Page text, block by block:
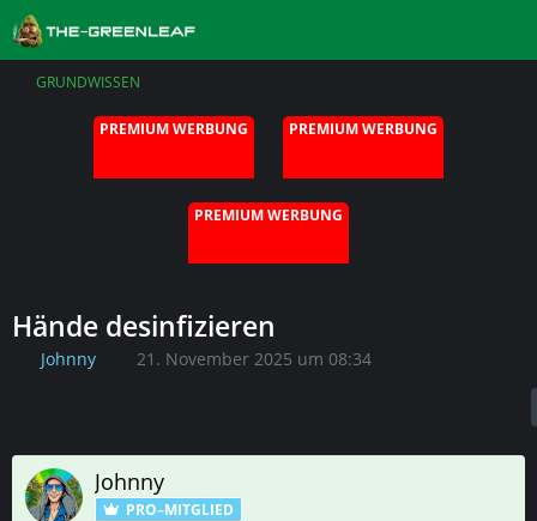
GRUNDWISSEN
PREMIUM WERBUNG PREMIUM WERBUNG
PREMIUM WERBUNG
Hände desinfizieren
Johnny 21. November 2025 um 08:34
Johnny
PRO–MITGLIED